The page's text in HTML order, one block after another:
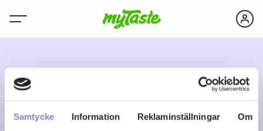
Samtycke Information Reklaminställningar Om
E